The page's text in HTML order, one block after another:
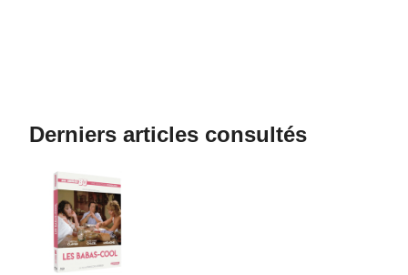
Derniers articles consultés